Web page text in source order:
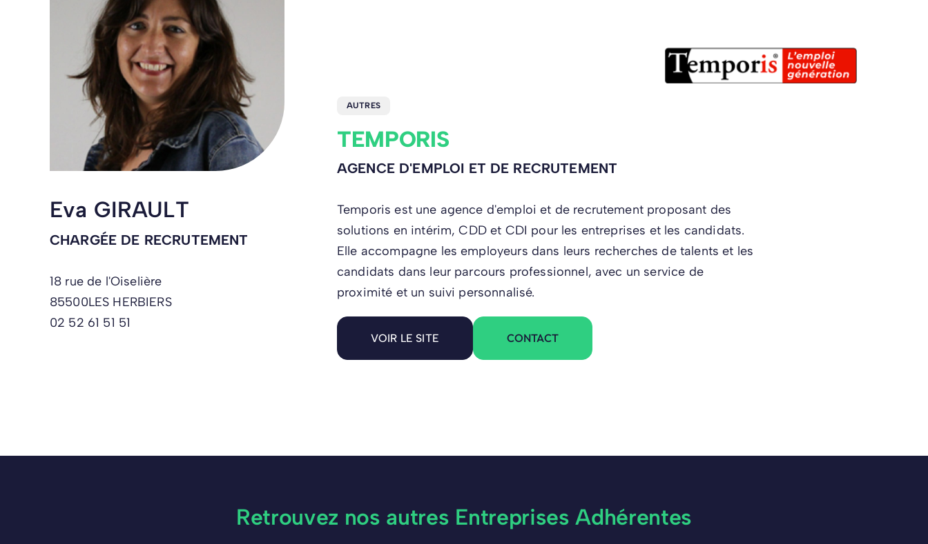
Eva GIRAULT
CHARGÉE DE RECRUTEMENT
18 rue de l'Oiselière
85500LES HERBIERS
02 52 61 51 51
AUTRES
TEMPORIS
AGENCE D'EMPLOI ET DE RECRUTEMENT
Temporis est une agence d'emploi et de recrutement proposant des
solutions en intérim, CDD et CDI pour les entreprises et les candidats.
Elle accompagne les employeurs dans leurs recherches de talents et les
candidats dans leur parcours professionnel, avec un service de
proximité et un suivi personnalisé.
VOIR LE SITE CONTACT
Retrouvez nos autres Entreprises Adhérentes